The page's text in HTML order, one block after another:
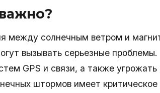
между солнечным ветром и
вызывать серьезные
GPS и связи, а также угрожать
штормов имеет